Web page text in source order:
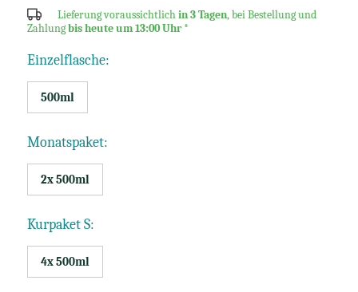
Lieferung voraussichtlichin 3 Tagen, bei Bestellung und
Zahlungbis heute um 13:00 Uhr *
Einzelflasche:
500ml
Monatspaket:
2x 500ml
Kurpaket S:
4x 500ml